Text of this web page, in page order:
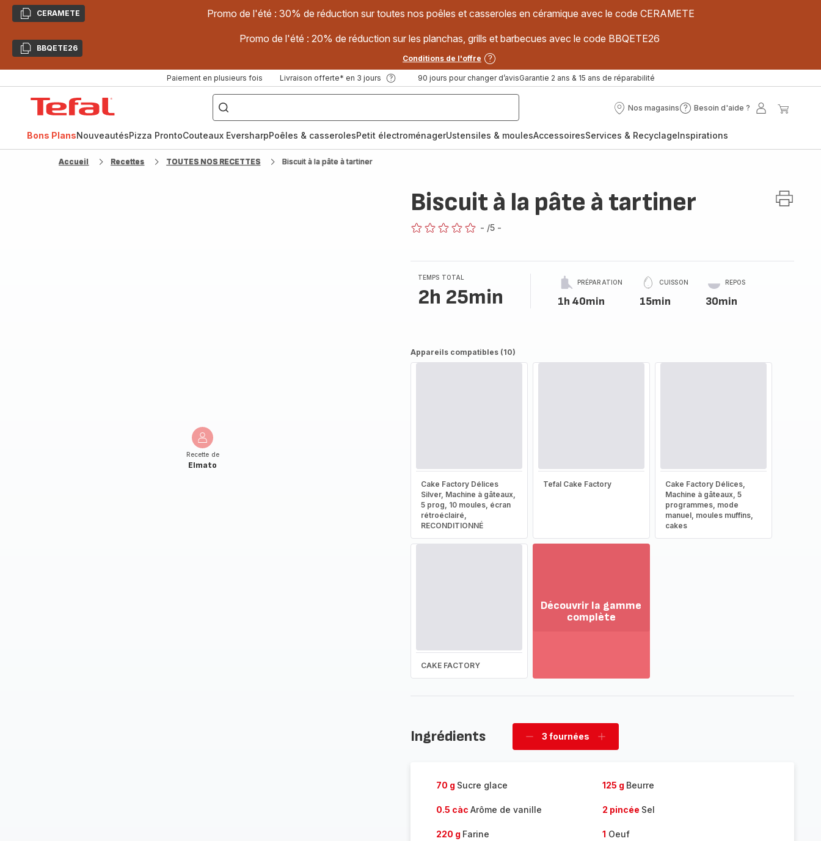
CopierCERAMETE Promo de l'été : 30% de réduction sur toutes nos poêles et casseroles en céramique avec le code CERAMETE
CopierBBQETE26
Promo de l'été : 20% de réduction sur les planchas, grills et barbecues avec le code BBQETE26
Conditions de l'offre
Paiement en plusieurs fois Livraison offerte* en 3 jours 90 jours pour changer d’avisGarantie 2 ans & 15 ans de réparabilité
["Poêles
inox,
Cake
Factory,
Nos magasins
Nos
Besoin d'aide ?
Besoin
?
Mon
Bons PlansNouveautésPizza ProntoCouteaux EversharpPoêles & casserolesPetit électroménagerUstensiles & moulesAccessoiresServices & RecyclageInspirations
Accueil Recettes TOUTES NOS RECETTES Biscuit à la pâte à tartiner
Recette de
Elmato
Biscuit à la pâte à tartiner
- /5 -
TEMPS TOTAL
2h 25min
PRÉPARATION
1h 40min
CUISSON
15min
REPOS
30min
Appareils compatibles (10)
Cake Factory Délices
Silver, Machine à gâteaux,
5 prog, 10 moules, écran
rétroéclairé,
RECONDITIONNÉ
Tefal Cake Factory
Cake Factory Délices,
Machine à gâteaux, 5
programmes, mode
manuel, moules muffins,
cakes
CAKE FACTORY
Découvrir la gamme
complète
la
Ingrédients
Supprimer
3 fournées
Ajouter
70 g Sucre glace 125 g Beurre
0.5 càc Arôme de vanille 2 pincée Sel
220 g Farine 1 Oeuf